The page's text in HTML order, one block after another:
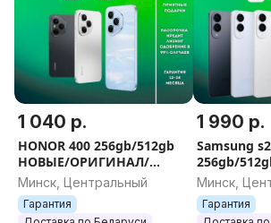
1 040 р.
HONOR 400 256gb/512gb
НОВЫЕ/ОРИГИНАЛ/
ГАРАНТИЯ/
Минск, Центральный
Гарантия
1 990 р.
Samsung
256gb/
НОВЫЕ
Минск,
Гарантия